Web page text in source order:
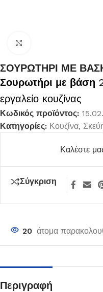
ΣΟΥΡΩΤΗΡΙ ΜΕ
Σουρωτήρι με βάση
εργαλείο κουζίνας
Κωδικός προϊόντος:
Κατηγορίες: Κουζίνα,
Καλέστε
Σύγκριση
20 άτομα
Περιγραφή